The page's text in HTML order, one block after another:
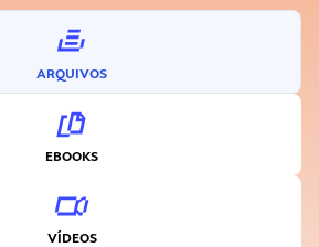
ARQUIVOS
EBOOKS
VÍDEOS